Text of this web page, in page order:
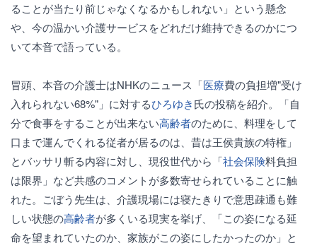
ることが当たり前じゃなくなるかもしれない」という懸念
や、今の温かい介護サービスをどれだけ維持できるのかにつ
いて本音で語っている。
冒頭、本音の介護士はNHKのニュース「医療費の負担増"受け
入れられない68%"」に対するひろゆき氏の投稿を紹介。「自
分で食事をすることが出来ない高齢者のために、料理をして
口まで運んでくれる従者が居るのは、昔は王侯貴族の特権」
とバッサリ斬る内容に対し、現役世代から「社会保険料負担
は限界」など共感のコメントが多数寄せられていることに触
れた。ごぼう先生は、介護現場には寝たきりで意思疎通も難
しい状態の高齢者が多くいる現実を挙げ、「この姿になる延
命を望まれていたのか、家族がこの姿にしたかったのか」と